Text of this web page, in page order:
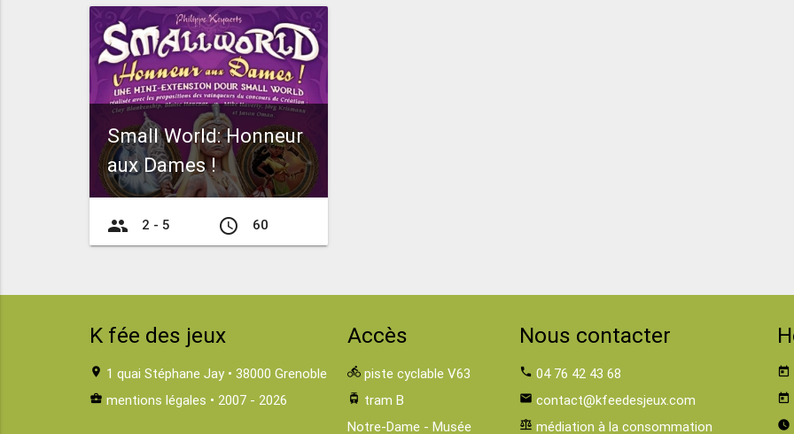
Small World: Honneur
aux Dames !
group 2 - 5 access_time 60
K fée des jeux
location_on 1 quai Stéphane Jay • 38000 Grenoble
business_center mentions légales • 2007 - 2026
Accès
directions_bike piste cyclable V63
tram tram B
Notre-Dame - Musée
Nous contacter
phone 04 76 42 43 68
email contact@kfeedesjeux.com
balance médiation à la consommation
today
today
watch_later